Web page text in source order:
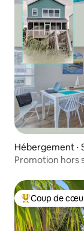
Hébergement ⋅
Promotion hors
Coups de cœur
Coup de